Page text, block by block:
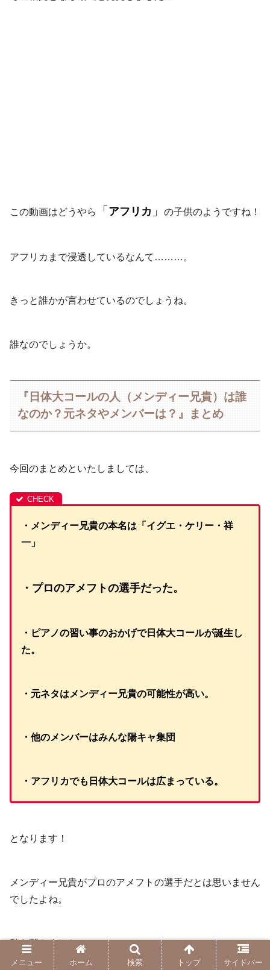
この動画はどうやら 「 アフリカ 」 の子供のようですね！
アフリカまで浸透しているなんて………。
きっと誰かが言わせているのでしょうね。
誰なのでしょうか。
『日体大コールの人（メンディー兄貴）は誰
なのか？元ネタやメンバーは？』まとめ
今回のまとめといたしましては、
・メンディー兄貴の本名は「イグエ・ケリー・祥
一」
・プロのアメフトの選手だった。
・ピアノの習い事のおかげで日体大コールが誕生し
た。
・元ネタはメンディー兄貴の可能性が高い。
・他のメンバーはみんな陽キャ集団
・アフリカでも日体大コールは広まっている。
となります！
メンディー兄貴がプロのアメフトの選手だとは思いません
でしたよね。
私も驚きました！
メニュー ホーム 検索 トップ サイドバー